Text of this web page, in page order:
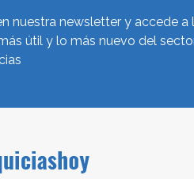
nuestra newsletter y accede a
útil y lo más nuevo del